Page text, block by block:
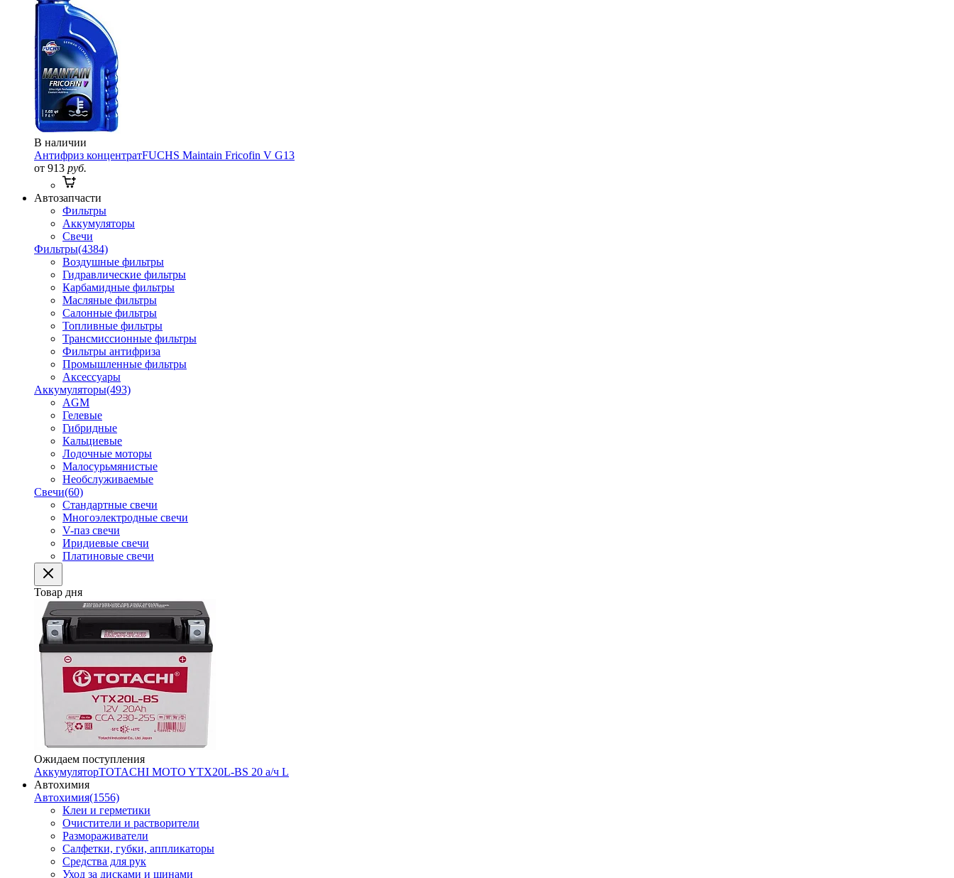
В наличии
Антифриз концентратFUCHS Maintain Fricofin V G13
от 913 руб.
Автозапчасти
Фильтры
Аккумуляторы
Свечи
Фильтры(4384)
Воздушные фильтры
Гидравлические фильтры
Карбамидные фильтры
Масляные фильтры
Салонные фильтры
Топливные фильтры
Трансмиссионные фильтры
Фильтры антифриза
Промышленные фильтры
Аксессуары
Аккумуляторы(493)
AGM
Гелевые
Гибридные
Кальциевые
Лодочные моторы
Малосурьмянистые
Необслуживаемые
Свечи(60)
Стандартные свечи
Многоэлектродные свечи
V-паз свечи
Иридиевые свечи
Платиновые свечи
Товар дня
Ожидаем поступления
АккумуляторTOTACHI MOTO YTX20L-BS 20 а/ч L
Автохимия
Автохимия(1556)
Клеи и герметики
Очистители и растворители
Размораживатели
Салфетки, губки, аппликаторы
Средства для рук
Уход за дисками и шинами